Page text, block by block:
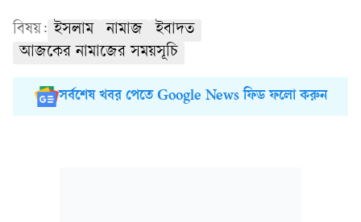
বিষয়: ইসলাম নামাজ
ইবাদত
আজকের নামাজের সময়সূচি
সর্বশেষ খবর পেতে Google News ফিড ফলো করুন